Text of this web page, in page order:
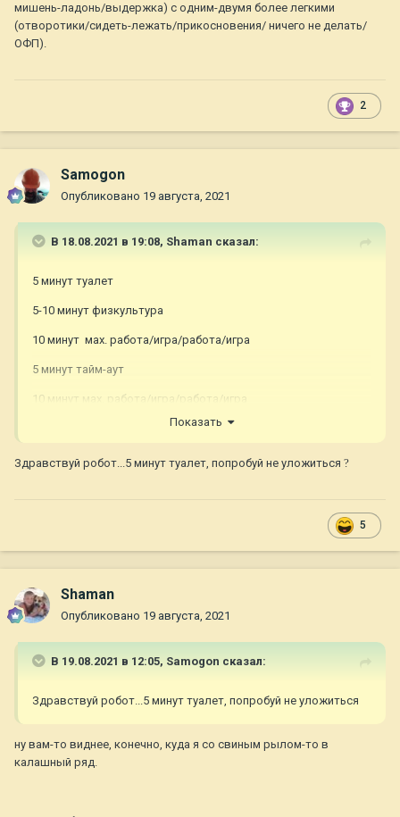
мишень-ладонь/выдержка) с одним-двумя более легкими
(отворотики/сидеть-лежать/прикосновения/ ничего не делать/
ОФП).
2
Samogon
Опубликовано 19 августа, 2021
В 18.08.2021 в 19:08, Shaman сказал:
5 минут туалет
5-10 минут физкультура
10 минут мах. работа/игра/работа/игра
5 минут тайм-аут
10 минут мах. работа/игра/работа/игра
5 минут туалет
Постоянные опции - протокол LAT за триггеры, на которые
бездеййствия.
Рабочая сессия состоит из 2-3 упражнений. Оптимально
(отворотики/сидеть-лежать/прикосновения/ ничего не
Показать
Здравствуй робот...5 минут туалет, попробуй не уложиться ?
5
Shaman
Опубликовано 19 августа, 2021
В 19.08.2021 в 12:05, Samogon сказал:
Здравствуй робот...5 минут туалет, попробуй не уложиться
ну вам-то виднее, конечно, куда я со свиным рылом-то в
калашный ряд.